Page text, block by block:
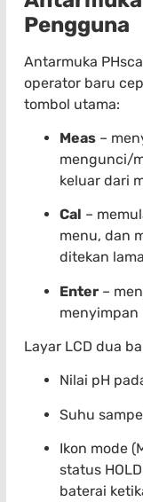
Pengguna
Antarmuka
operator baru
tombol utama:
Meas –
mengunci/
keluar dari
Cal –
menu, dan
ditekan
Enter –
menyimpan
Layar LCD dua
Nilai pH
Suhu
Ikon mode
status
baterai